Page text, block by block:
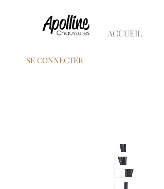
ACCUEIL
SE CONNECTER